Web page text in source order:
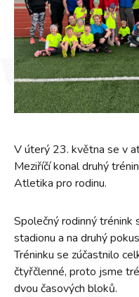
V úterý 23. května se v
Meziříčí konal druhý
Atletika pro rodinu.
Společný rodinný trénink
stadionu a na druhý
Tréninku se zúčastnilo
čtyřčlenné, proto jsme
dvou časových bloků.